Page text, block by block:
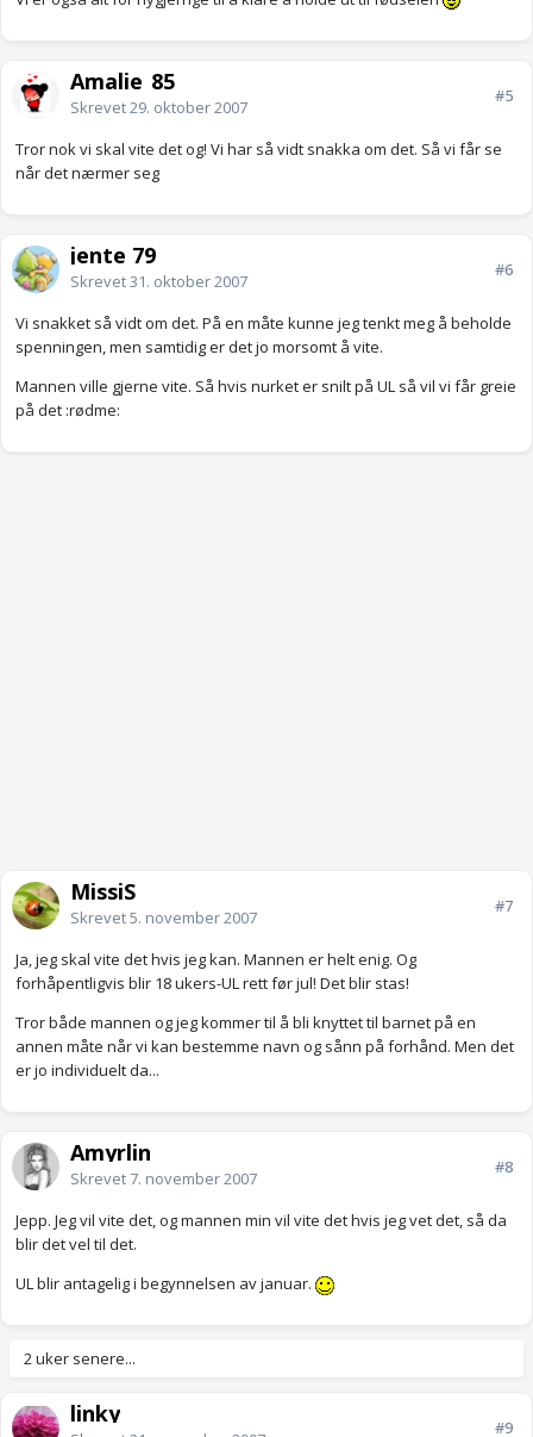
Amalie_85
Skrevet29. oktober 2007
#5
Tror nok vi skal vite det og! Vi har så vidt snakka om det. Så vi får se
når det nærmer seg
jente 79
Skrevet31. oktober 2007
#6
Vi snakket så vidt om det. På en måte kunne jeg tenkt meg å beholde
spenningen, men samtidig er det jo morsomt å vite.
Mannen ville gjerne vite. Så hvis nurket er snilt på UL så vil vi får greie
på det :rødme:
MissiS
Skrevet5. november 2007
#7
Ja, jeg skal vite det hvis jeg kan. Mannen er helt enig. Og
forhåpentligvis blir 18 ukers-UL rett før jul! Det blir stas!
Tror både mannen og jeg kommer til å bli knyttet til barnet på en
annen måte når vi kan bestemme navn og sånn på forhånd. Men det
er jo individuelt da...
Amyrlin
Skrevet7. november 2007
#8
Jepp. Jeg vil vite det, og mannen min vil vite det hvis jeg vet det, så da
blir det vel til det.
UL blir antagelig i begynnelsen av januar.
2 uker senere...
linky #9